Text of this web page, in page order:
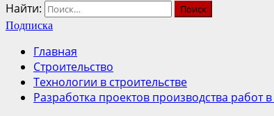
Найти:
Подписка
Главная
Строительство
Технологии в строительстве
Разработка проектов производства